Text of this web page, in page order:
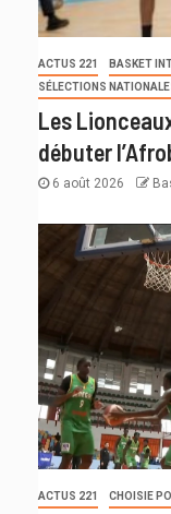
ACTUS 221 BASKET
SÉLECTIONS
Les
débuter
6 août 2026
ACTUS 221 CHOISIE